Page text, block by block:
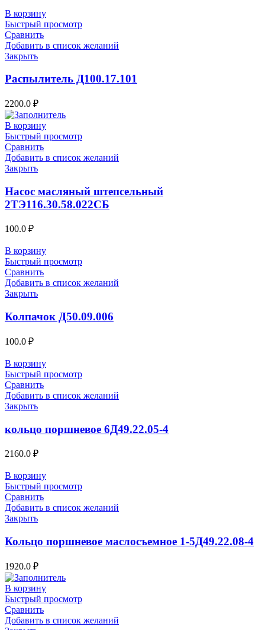
В корзину
Быстрый просмотр
Сравнить
Добавить в список желаний
Закрыть
Распылитель Д100.17.101
2200.0 ₽
В корзину
Быстрый просмотр
Сравнить
Добавить в список желаний
Закрыть
Насос масляный штепсельный
2ТЭ116.30.58.022СБ
100.0 ₽
В корзину
Быстрый просмотр
Сравнить
Добавить в список желаний
Закрыть
Колпачок Д50.09.006
100.0 ₽
В корзину
Быстрый просмотр
Сравнить
Добавить в список желаний
Закрыть
кольцо поршневое 6Д49.22.05-4
2160.0 ₽
В корзину
Быстрый просмотр
Сравнить
Добавить в список желаний
Закрыть
Кольцо поршневое маслосъемное 1-5Д49.22.08-4
1920.0 ₽
В корзину
Быстрый просмотр
Сравнить
Добавить в список желаний